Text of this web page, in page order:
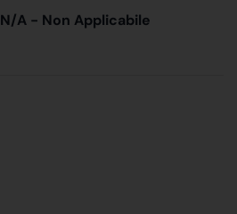
N/A - Non Applicabile